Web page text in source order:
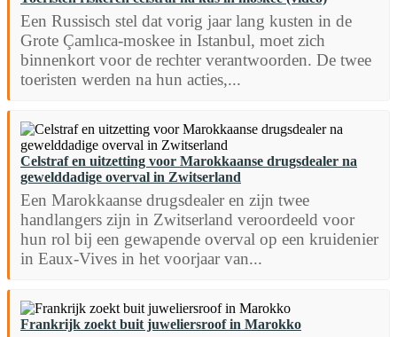
Een Russisch stel dat vorig jaar lang kusten in de
Grote Çamlıca-moskee in Istanbul, moet zich
binnenkort voor de rechter verantwoorden. De twee
toeristen werden na hun acties,...
Celstraf en uitzetting voor Marokkaanse drugsdealer na
gewelddadige overval in Zwitserland
Een Marokkaanse drugsdealer en zijn twee
handlangers zijn in Zwitserland veroordeeld voor
hun rol bij een gewapende overval op een kruidenier
in Eaux-Vives in het voorjaar van...
Frankrijk zoekt buit juweliersroof in Marokko